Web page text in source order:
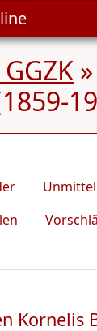
»
Kornelis